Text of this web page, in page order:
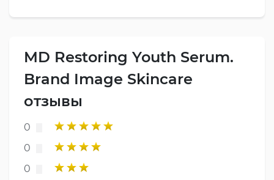
MD Restoring Youth Serum.
Brand Image Skincare
отзывы
0
0
0